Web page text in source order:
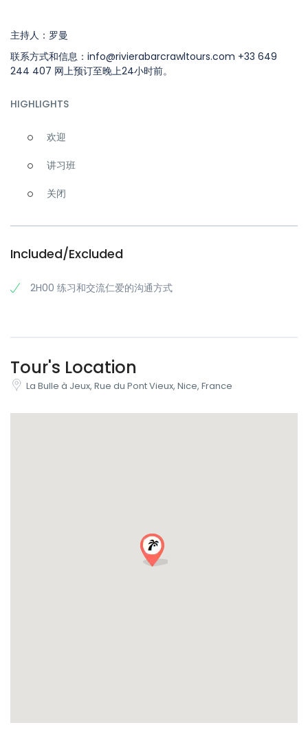
主持人：罗曼
联系方式和信息：info@rivierabarcrawltours.com +33 649
244 407 网上预订至晚上24小时前。
HIGHLIGHTS
欢迎
讲习班
关闭
Included/Excluded
2H00 练习和交流仁爱的沟通方式
Tour's Location
La Bulle à Jeux, Rue du Pont Vieux, Nice, France